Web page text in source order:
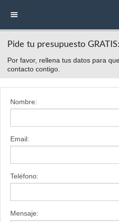
NAVEGACIÓN
HOME
Pide tu presupuesto GRATIS:
Por favor, rellena tus datos para
contacto contigo.
Nombre:
Email:
Teléfono:
Mensaje: